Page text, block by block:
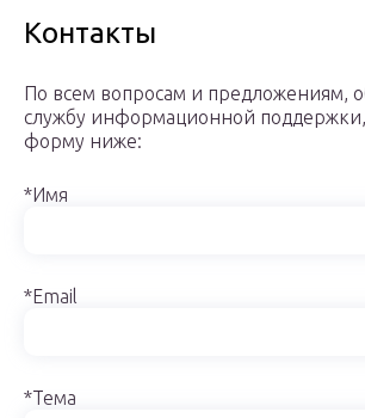
Контакты
По всем вопросам и предложениям,
службу информационной
форму ниже:
*Имя
*Email
*Тема